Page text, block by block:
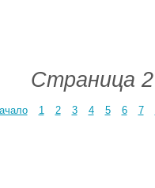
Страница
1 2 3 4 5 6 7